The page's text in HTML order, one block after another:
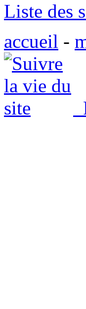
Liste des
accueil -